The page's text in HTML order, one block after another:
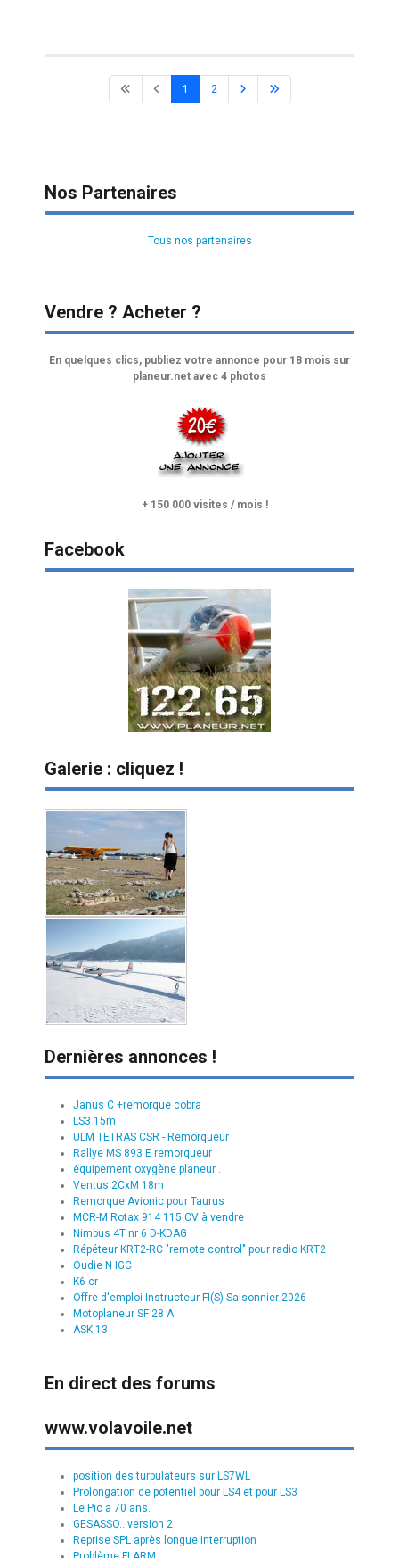
1 2
Nos Partenaires
Tous nos partenaires
Vendre ? Acheter ?
En quelques clics, publiez votre annonce pour 18 mois sur
planeur.net avec 4 photos
+ 150 000 visites / mois !
Facebook
Galerie : cliquez !
Dernières annonces !
Janus C +remorque cobra
LS3 15m
ULM TETRAS CSR - Remorqueur
Rallye MS 893 E remorqueur
équipement oxygène planeur .
Ventus 2CxM 18m
Remorque Avionic pour Taurus
MCR-M Rotax 914 115 CV à vendre
Nimbus 4T nr 6 D-KDAG
Répéteur KRT2-RC "remote control" pour radio KRT2
Oudie N IGC
K6 cr
Offre d'emploi Instructeur FI(S) Saisonnier 2026
Motoplaneur SF 28 A
ASK 13
En direct des forums
www.volavoile.net
position des turbulateurs sur LS7WL
Prolongation de potentiel pour LS4 et pour LS3
Le Pic a 70 ans.
GESASSO...version 2
Reprise SPL après longue interruption